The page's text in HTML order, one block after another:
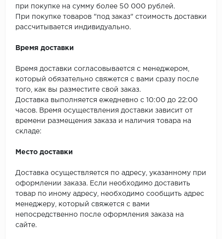
SPC Promo
Tarkett
Wonderful Vinyl
при покупке на сумму более 50 000 рублей.
При покупке товаров "под заказ" стоимость доставки
рассчитывается индивидуально.
Время доставки
Время доставки согласовывается с менеджером,
который обязательно свяжется с вами сразу после
того, как вы разместите свой заказ.
Доставка выполняется ежедневно с 10:00 до 22:00
часов. Время осуществления доставки зависит от
времени размещения заказа и наличия товара на
складе:
Место доставки
Доставка осуществляется по адресу, указанному при
оформлении заказа. Если необходимо доставить
товар по иному адресу, необходимо сообщить адрес
менеджеру, который свяжется с вами
непосредственно после оформления заказа на
сайте.